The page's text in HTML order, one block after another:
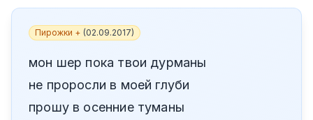
Пирожки + (02.09.2017)
мон шер пока твои дурманы
не проросли в моей глуби
прошу в осенние туманы